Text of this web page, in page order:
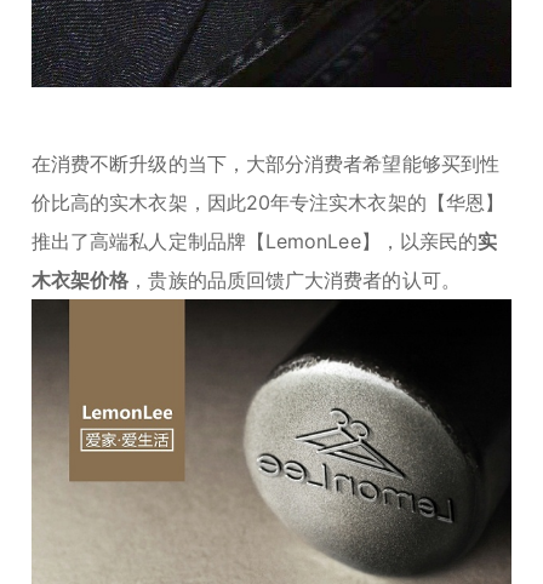
在消费不断升级的当下，大部分消费者希望能够买到性
价比高的实木衣架，因此20年专注实木衣架的【华恩】
推出了高端私人定制品牌【LemonLee】，以亲民的实
木衣架价格 ，贵族的品质回馈广大消费者的认可。